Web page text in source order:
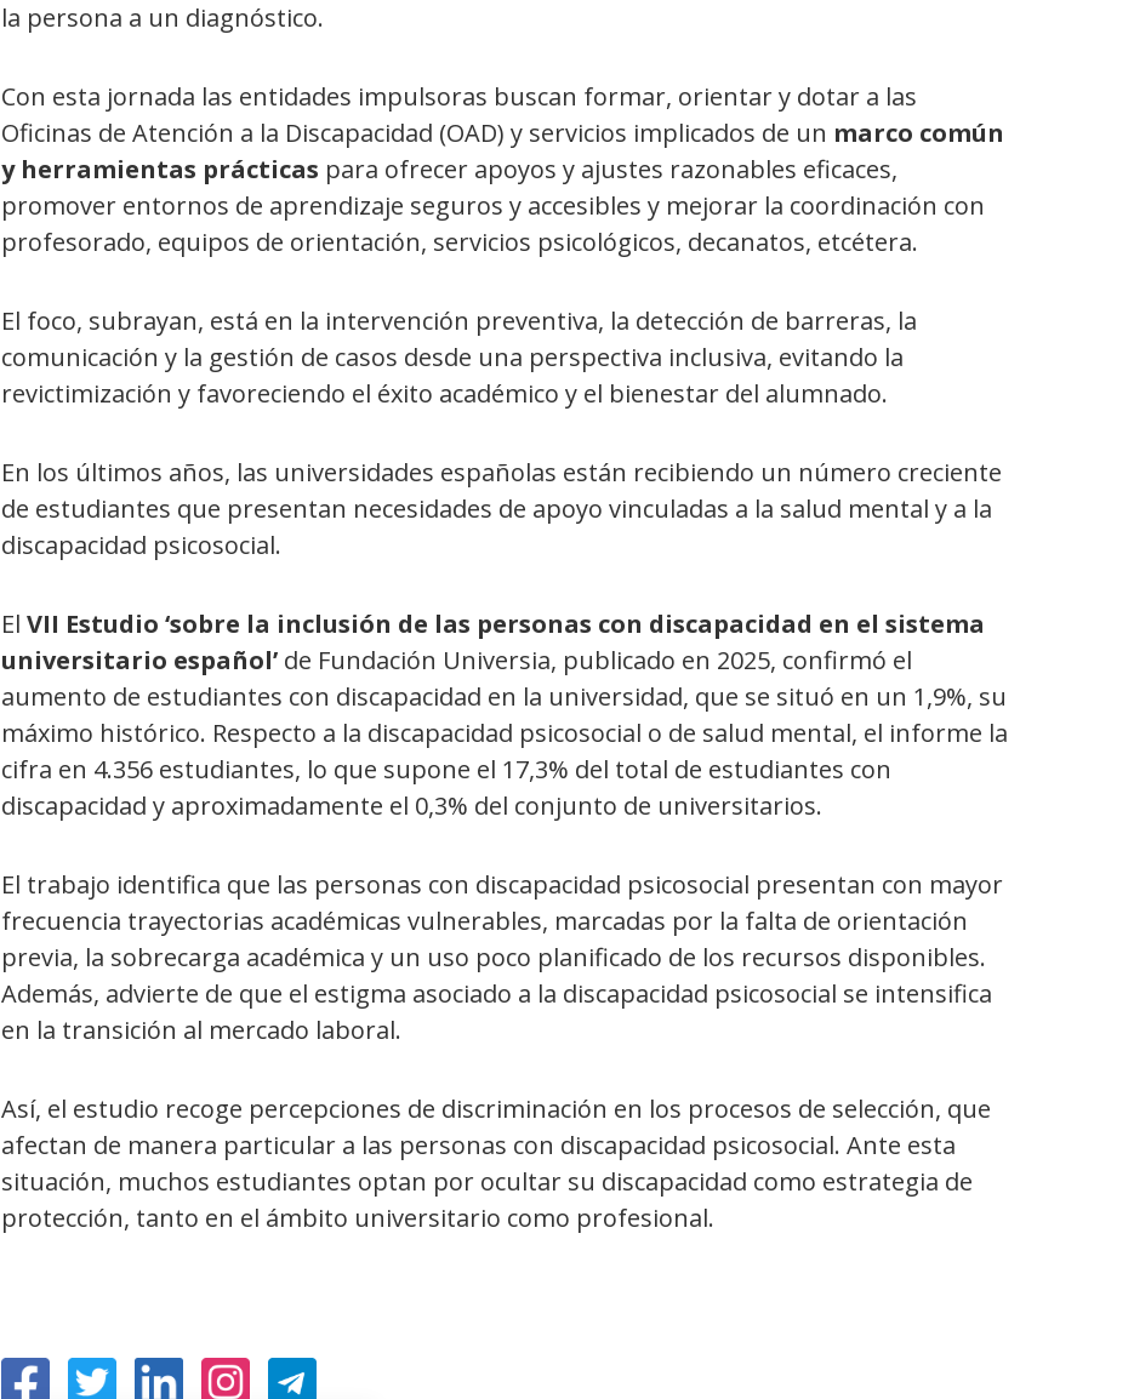
la persona a un diagnóstico.
Con esta jornada las entidades impulsoras buscan formar, orientar y dotar a las
Oficinas de Atención a la Discapacidad (OAD) y servicios implicados de un marco común
y herramientas prácticas para ofrecer apoyos y ajustes razonables eficaces,
promover entornos de aprendizaje seguros y accesibles y mejorar la coordinación con
profesorado, equipos de orientación, servicios psicológicos, decanatos, etcétera.
El foco, subrayan, está en la intervención preventiva, la detección de barreras, la
comunicación y la gestión de casos desde una perspectiva inclusiva, evitando la
revictimización y favoreciendo el éxito académico y el bienestar del alumnado.
En los últimos años, las universidades españolas están recibiendo un número creciente
de estudiantes que presentan necesidades de apoyo vinculadas a la salud mental y a la
discapacidad psicosocial.
El VII Estudio ‘sobre la inclusión de las personas con discapacidad en el sistema
universitario español’de Fundación Universia, publicado en 2025, confirmó el
aumento de estudiantes con discapacidad en la universidad, que se situó en un 1,9%, su
máximo histórico. Respecto a la discapacidad psicosocial o de salud mental, el informe la
cifra en 4.356 estudiantes, lo que supone el 17,3% del total de estudiantes con
discapacidad y aproximadamente el 0,3% del conjunto de universitarios.
El trabajo identifica que las personas con discapacidad psicosocial presentan con mayor
frecuencia trayectorias académicas vulnerables, marcadas por la falta de orientación
previa, la sobrecarga académica y un uso poco planificado de los recursos disponibles.
Además, advierte de que el estigma asociado a la discapacidad psicosocial se intensifica
en la transición al mercado laboral.
Así, el estudio recoge percepciones de discriminación en los procesos de selección, que
afectan de manera particular a las personas con discapacidad psicosocial. Ante esta
situación, muchos estudiantes optan por ocultar su discapacidad como estrategia de
protección, tanto en el ámbito universitario como profesional.